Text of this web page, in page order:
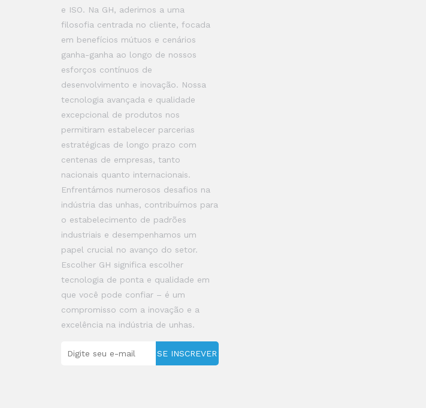
e ISO. Na GH, aderimos a uma
filosofia centrada no cliente, focada
em benefícios mútuos e cenários
ganha-ganha ao longo de nossos
esforços contínuos de
desenvolvimento e inovação. Nossa
tecnologia avançada e qualidade
excepcional de produtos nos
permitiram estabelecer parcerias
estratégicas de longo prazo com
centenas de empresas, tanto
nacionais quanto internacionais.
Enfrentámos numerosos desafios na
indústria das unhas, contribuímos para
o estabelecimento de padrões
industriais e desempenhamos um
papel crucial no avanço do setor.
Escolher GH significa escolher
tecnologia de ponta e qualidade em
que você pode confiar – é um
compromisso com a inovação e a
excelência na indústria de unhas.
SE INSCREVER